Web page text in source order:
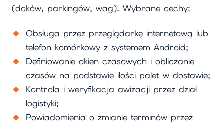
(doków, parkingów, wag). Wybrane cechy:
Obsługa przez przeglądarkę internetową lub
telefon komórkowy z systemem Android;
Definiowanie okien czasowych i obliczanie
czasów na podstawie ilości palet w dostawie;
Kontrola i weryfikacja awizacji przez dział
logistyki;
Powiadomienia o zmianie terminów przez